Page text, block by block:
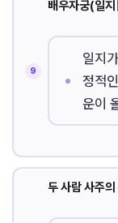
배우자궁(일
일지
정적
운이
두 사람 사주